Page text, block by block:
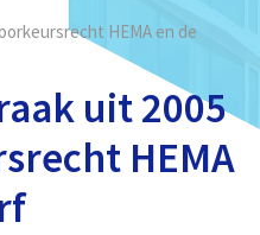
HEMA en de
uit 2005
HEMA